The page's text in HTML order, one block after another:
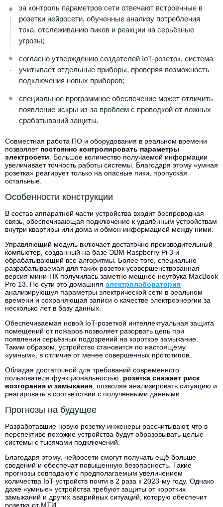
за контроль параметров сети отвечают встроенные в
розетки нейросети, обученные анализу потребления
тока, отслеживанию пиков и реакции на серьёзные
угрозы;
согласно утверждению создателей IoT-розеток, система
учитывает отдельные приборы, проверяя возможность
подключения новых приборов;
специальное программное обеспечение может отличить
появление искры из-за проблем с проводкой от ложных
срабатываний защиты.
Совместная работа ПО и оборудования в реальном времени
позволяет постоянно контролировать параметры
электросети . Большое количество получаемой информации
увеличивает точность работы системы. Благодаря этому «умная
розетка» реагирует только на опасные пики, пропуская
остальные.
Особенности конструкции
В состав аппаратной части устройства входит беспроводная
связь, обеспечивающая подключение к удалённым устройствам
внутри квартиры или дома и обмен информацией между ними.
Управляющий модуль включает достаточно производительный
компьютер, созданный на базе ЭВМ Raspberry Pi 3 и
обрабатывающий все алгоритмы. Более того, специально
разрабатываемая для таких розеток усовершенствованная
версия мини-ПК получилась заметно мощнее ноутбука MacBook
Pro 13. По сути это домашняя электролаборатория
анализирующуя параметры электрической сети в реальном
времени и сохраняющая записи о качестве электроэнергии за
несколько лет в базу данных.
Обеспечиваемая новой IoT-розеткой интеллектуальная защита
помещений от пожаров позволяет разорвать цепь при
появлении серьёзных подозрений на короткое замыкание.
Таким образом, устройство становится по настоящему
«умным», в отличие от менее совершенных прототипов.
Обладая достаточной для требований современного
пользователя функциональностью, розетка снижает риск
возгорания и замыкания , позволяя анализировать ситуацию и
реагировать в соответствии с полученными данными.
Прогнозы на будущее
Разработавшие новую розетку инженеры рассчитывают, что в
перспективе похожие устройства будут образовывать целые
системы с тысячами подключений.
Благодаря этому, нейросети смогут получать ещё больше
сведений и обеспечат повышенную безопасность. Такие
прогнозы совпадают с предполагаемым увеличением
количества IoT-устройств почти в 2 раза к 2023-му году. Однако
даже «умные» устройства требуют защиты от коротких
замыканий и других аварийных ситуаций, которую обеспечит
розетка от МТИ.